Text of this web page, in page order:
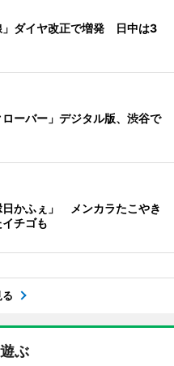
」ダイヤ改正で増発 日中は3
ーバー」デジタル版、渋谷で
日かふぇ」 メンカラたこやき
チゴも
る
ぶ